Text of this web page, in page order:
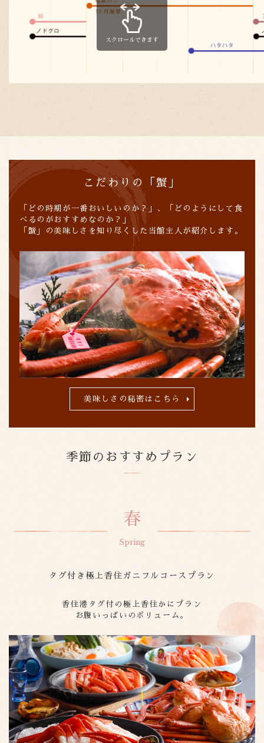
こだわりの「蟹」
「どの時期が一番おいしいのか？」、「どのようにして食
べるのがおすすめなのか？」
「蟹」の美味しさを知り尽くした当館主人が紹介します。
美味しさの秘密はこちら
季節のおすすめプラン
春
タグ付き極上香住ガニフルコースプラン
香住港タグ付の極上香住かにプラン
お腹いっぱいのボリューム。